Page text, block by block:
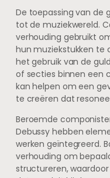
De toepassing van de
tot de muziekwereld.
verhouding gebruikt
hun muziekstukken te
het gebruik van de
of secties binnen een
kan helpen om een
te creëren dat
Beroemde
Debussy hebben
werken geïntegreerd.
verhouding om
structureren,